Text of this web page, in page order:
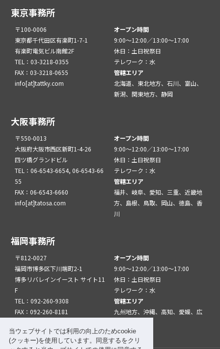
当ウェブサイトでは利用の向上のためcookie
(クッキー)を使用しています。同意するをクリ
東京事務所
〒100-0006
東京都千代田区有楽町1-7-1
有楽町電気ビル南館2F
TEL：03-3218-0355
FAX：03-3218-0655
info[at]tattky.com
オープン時間
9:00～12:00／13:00～17:00
休日：土日祝祭日
テレワーク：水
管轄エリア
北海道、東北地方、石川、富山、
新潟、関東地方、静岡
大阪事務所
〒550-0013
大阪府大阪市西区新町1-4-26
四ツ橋グランドビル
TEL：06-6543-6654, 06-6543-66
55
FAX：06-6543-6660
info[at]tatosa.com
オープン時間
9:00～12:00／13:00～17:00
休日：土日祝祭日
テレワーク：水
管轄エリア
福井、岐阜、愛知、三重、近畿地
方、島根、鳥取、岡山、徳島、香
川
福岡事務所
〒812-0027
福岡市博多区下川端町2-1
博多リバレインイースト サイト11
F
TEL：092-260-9308
FAX：092-260-8181
オープン時間
9:00～12:00／13:00～17:00
休日：土日祝祭日
テレワーク：水
管轄エリア
九州地方、沖縄、高知、愛媛、広